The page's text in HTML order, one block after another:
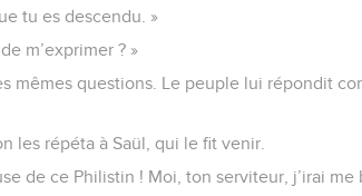
tu es descendu. »
m’exprimer ? »
mêmes questions. Le peuple lui répondit
les répéta à Saül, qui le fit venir.
de ce Philistin ! Moi, ton serviteur, j’irai me